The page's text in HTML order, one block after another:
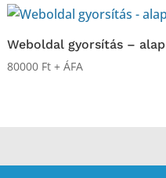
Weboldal gyorsítás – alap
80000 Ft + ÁFA